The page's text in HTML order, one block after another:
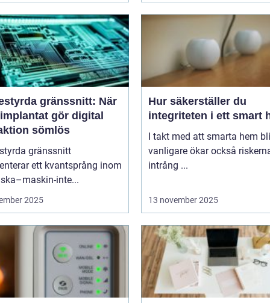
gränssnitt: När
gör digital
sömlös
gränssnitt
ett kvantsprång inom
inte...
2025
Hur säkerställer du
integriteten i ett smart
I takt med att smarta hem
vanligare ökar också
intrång ...
13 november 2025